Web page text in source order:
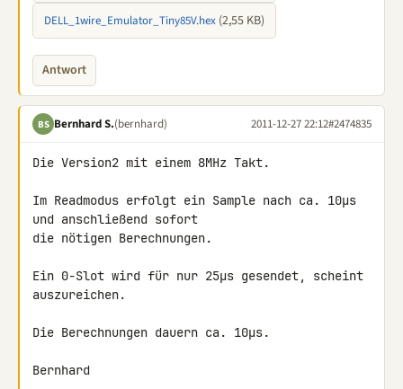
DELL_1wire_Emulator_Tiny85V.hex (2,55 KB)
Antwort
BS Bernhard S.(bernhard) 2011-12-27 22:12#2474835
Die Version2 mit einem 8MHz Takt.
Im Readmodus erfolgt ein Sample nach ca. 10µs
und anschließend sofort
die nötigen Berechnungen.
Ein 0-Slot wird für nur 25µs gesendet, scheint
auszureichen.
Die Berechnungen dauern ca. 10µs.
Bernhard